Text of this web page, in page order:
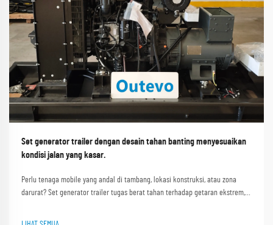
Set generator trailer dengan desain tahan banting menyesuaikan
kondisi jalan yang kasar.
Perlu tenaga mobile yang andal di tambang, lokasi konstruksi, atau zona
darurat? Set generator trailer tugas berat tahan terhadap getaran ekstrem,